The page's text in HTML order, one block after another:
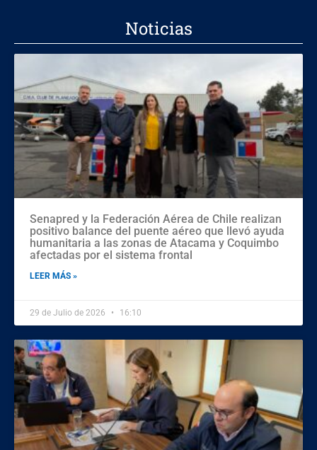
Noticias
Senapred y la Federación Aérea de Chile realizan
positivo balance del puente aéreo que llevó ayuda
humanitaria a las zonas de Atacama y Coquimbo
afectadas por el sistema frontal
LEER MÁS »
29 de Julio de 2026 16:10